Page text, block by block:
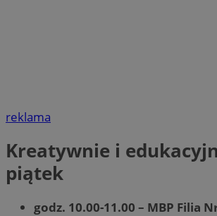
reklama
Kreatywnie i
piątek
godz. 10.00-11.00 – MBP Filia